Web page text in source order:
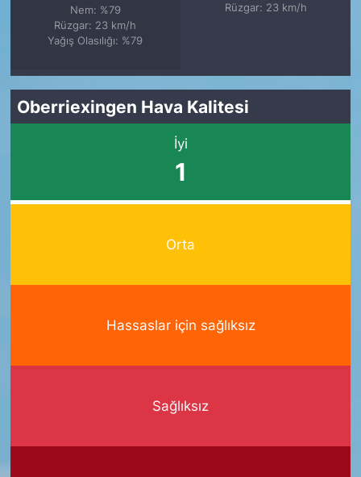
Nem: %79
Rüzgar: 23 km/h
Yağış Olasılığı: %79
Rüzgar: 23 km/h
Oberriexingen Hava Kalitesi
İyi
1
Orta
Hassaslar için sağlıksız
Sağlıksız